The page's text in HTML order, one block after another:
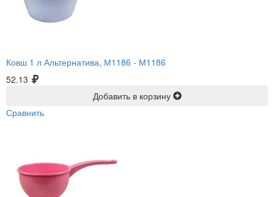
Ковш 1 л Альтернатива, М1186 - М1186
52.13
Добавить в корзину
Сравнить